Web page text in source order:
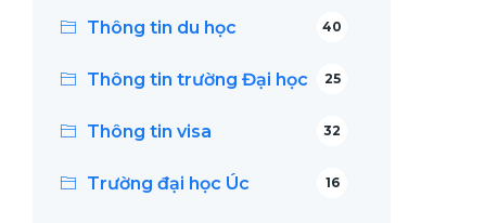
Thông tin du học 40
Thông tin trường Đại học 25
Thông tin visa 32
Trường đại học Úc 16